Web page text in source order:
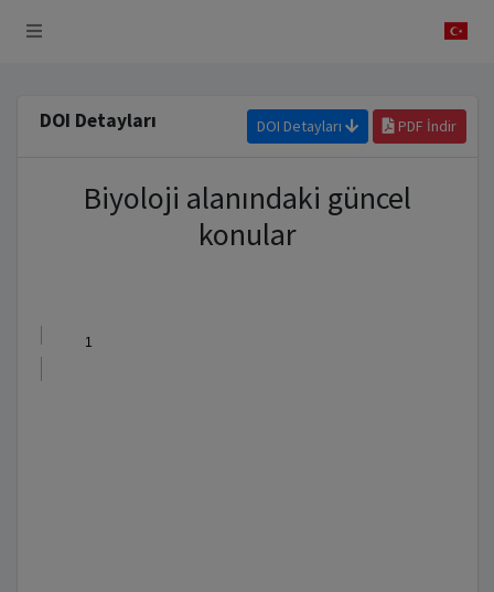
DOI Detayları DOI Detayları PDF İndir
Biyoloji alanındaki güncel
konular